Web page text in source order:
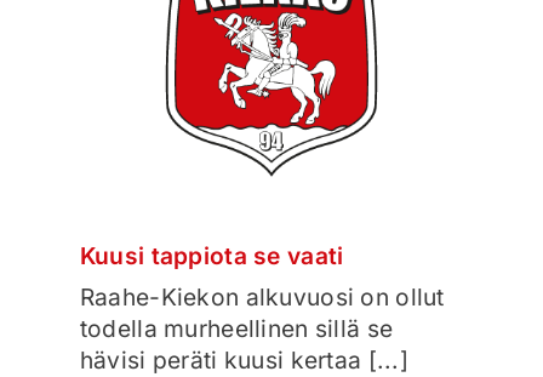
Kuusi tappiota se vaati
Raahe-Kiekon alkuvuosi on ollut
todella murheellinen sillä se
hävisi peräti kuusi kertaa [...]